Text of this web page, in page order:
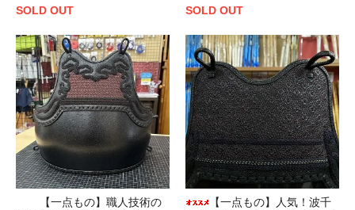
SOLD OUT
SOLD OUT
【一点もの】職人技術の
【一点もの】人気！波千